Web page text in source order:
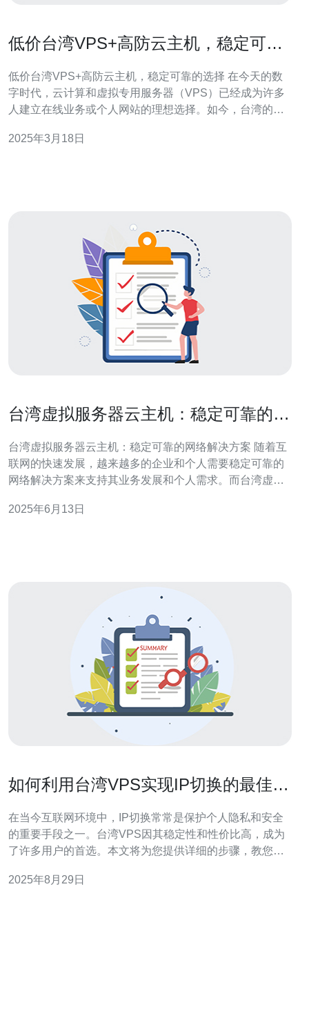
低价台湾VPS+高防云主机，稳定可靠
低价台湾VPS+高防云主机，稳定可靠的选择 在今天的数
字时代，云计算和虚拟专用服务器（VPS）已经成为许多
人建立在线业务或个人网站的理想选择。如今，台湾的
迎。无论您是个人用户还是企业，低价台湾VPS+高防云主
2025年3月18日
台湾虚拟服务器云主机：稳定可靠的网
台湾虚拟服务器云主机：稳定可靠的网络解决方案 随着互
联网的快速发展，越来越多的企业和个人需要稳定可靠的
网络解决方案来支持其业务发展和个人需求。而台湾虚拟
云主机采用先进的云计算技术，拥有高可用性和弹性的特
2025年6月13日
如何利用台湾VPS实现IP切换的最佳方
在当今互联网环境中，IP切换常常是保护个人隐私和安全
的重要手段之一。台湾VPS因其稳定性和性价比高，成为
了许多用户的首选。本文将为您提供详细的步骤，教您如
湾VPS服务商 在开始之前，您需要选择一个可靠的台湾
2025年8月29日